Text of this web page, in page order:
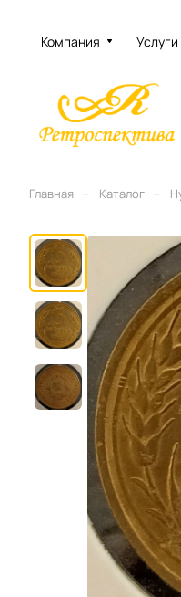
Компания Услуги
Главная Каталог